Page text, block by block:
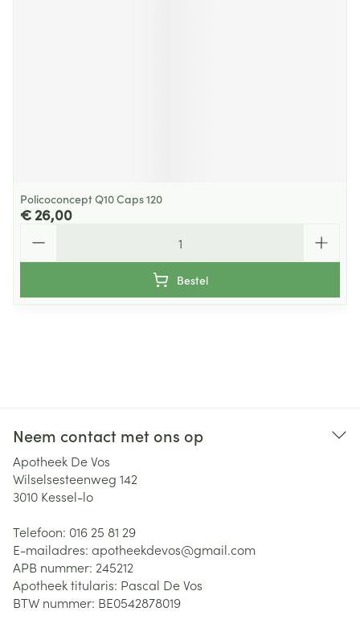
Policoconcept Q10 Caps 120
€ 26,00
Bestel
Neem contact met ons op
Apotheek De Vos
Wilselsesteenweg 142
3010 Kessel-lo
Telefoon: 016 25 81 29
E-mailadres: apotheekdevos@gmail.com
APB nummer: 245212
Apotheek titularis: Pascal De Vos
BTW nummer: BE0542878019